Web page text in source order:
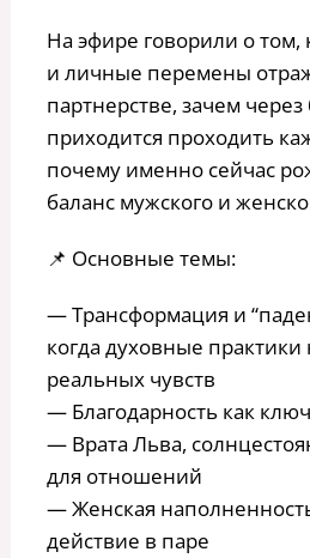
На эфире говорили о том,
и личные перемены
партнерстве, зачем
приходится проходить
почему именно сейчас
баланс мужского и
📌 Основные темы:
— Трансформация и
когда духовные практики
реальных чувств
— Благодарность как
— Врата Льва,
для отношений
— Женская
действие в паре